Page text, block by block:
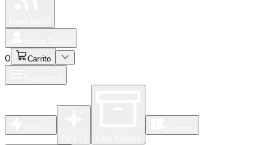
0 Carrito